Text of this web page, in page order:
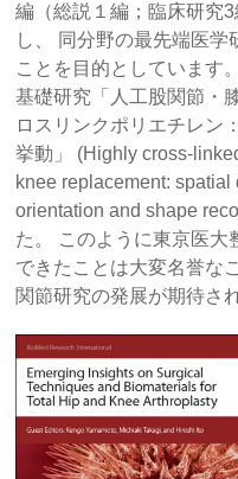
編（総説１編；臨床研究
し、 同分野の最先端医学
ことを目的としています
基礎研究「人工股関節・
ロスリンクポリエチレン
挙動」 (Highly cross-
knee replacement:
orientation and shape
た。 このように東京医大
できたことは大変名誉な
関節研究の発展が期待さ